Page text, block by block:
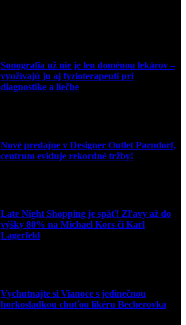
Sonografia už nie je len doménou lekárov –
využívajú ju aj fyzioterapeuti pri
diagnostike a liečbe
Nové predajne v Designer Outlet Parndorf,
centrum eviduje rekordné tržby!
Late Night Shopping je späť! Zľavy až do
výšky 80% na Michael Kors či Karl
Lagerfeld
Vychutnajte si Vianoce s jedinečnou
horkosladkou chuťou likéru Becherovka